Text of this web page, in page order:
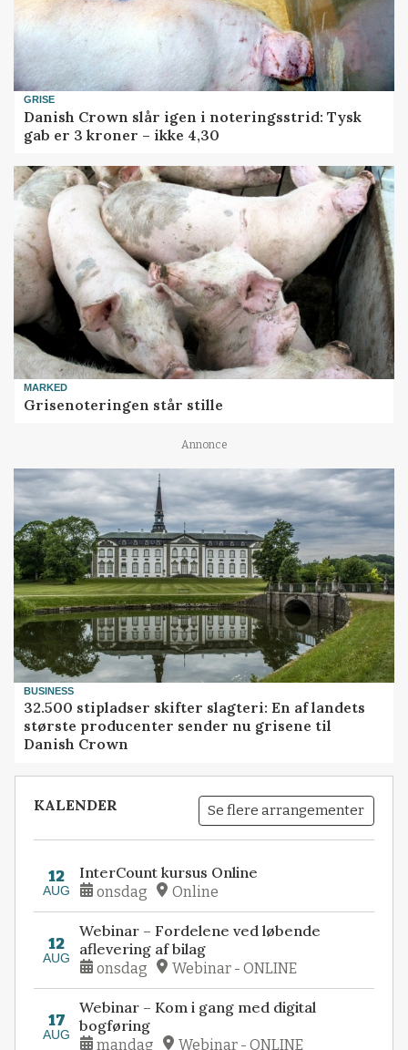
GRISE
Danish Crown slår igen i noteringsstrid: Tysk
gab er 3 kroner – ikke 4,30
MARKED
Grisenoteringen står stille
Annonce
BUSINESS
32.500 stipladser skifter slagteri: En af landets
største producenter sender nu grisene til
Danish Crown
KALENDER Se flere arrangementer
12
AUG
InterCount kursus Online
onsdag Online
12
AUG
Webinar – Fordelene ved løbende
aflevering af bilag
onsdag Webinar - ONLINE
17
AUG
Webinar – Kom i gang med digital
bogføring
mandag Webinar - ONLINE